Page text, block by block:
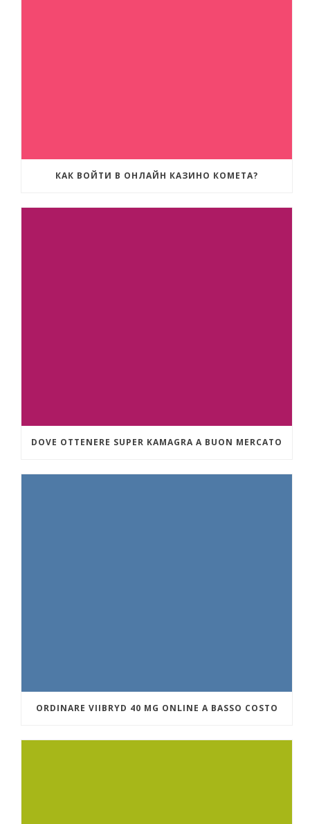
КАК ВОЙТИ В ОНЛАЙН КАЗИНО КОМЕТА?
DOVE OTTENERE SUPER KAMAGRA A BUON MERCATO
ORDINARE VIIBRYD 40 MG ONLINE A BASSO COSTO